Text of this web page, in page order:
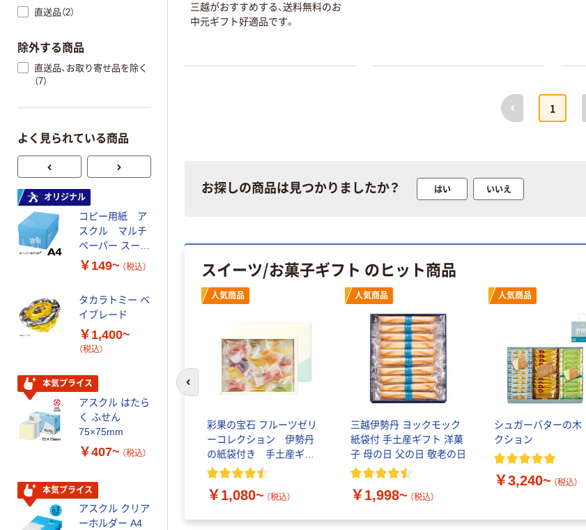
三越がおすすめする、送料無料のお
中元ギフト好適品です。
前へ
1
お探しの商品は見つかりましたか？ はい いいえ
スイーツ/お菓子ギフト のヒット商品
人気商品
彩果の宝石 フルーツゼリ
ーコレクション 伊勢丹
の紙袋付き 手土産ギフ
ト
￥1,080~ （税込）
人気商品
三越伊勢丹 ヨックモック
紙袋付 手土産ギフト 洋菓
子 母の日 父の日 敬老の日
￥1,998~ （税込）
人気商品
シュガーバターの木
クション
￥3,240~ （税込）
前のスライドへ
直送品（2）
除外する商品
直送品、お取り寄せ品を除く
（7）
よく見られている商品
オリジナル
コピー用紙 ア
スクル マルチ
ペーパー スーパ
ーホワイト+
￥149~ （税込）
タカラトミー ベ
イブレード
￥1,400~
（税込）
本気プライス
アスクル はたら
く ふせん
75×75mm
￥407~ （税込）
本気プライス
アスクル クリア
ーホルダー A4
透明 高密度タイ
プ 詰替用 バイ
オマス素材10％
配合
￥616~ （税込）
オリジナル
形 アルカリ乾
電池 北欧パッ
ケージ アスク
ルオリジナル
￥140~ （税込）
ティッシュペー
パー ボックス
150組 5箱入 ア
スクル スマート
ビッド PEFC認
￥328~
50×15mm
￥386~ （税込）
本気プライス
トイレットペー
パー ダブル60
ｍ 再生紙
100% 6ロール
リサイクル100
芯あり FSC認
￥460~ （税込）
乾電池 単4
形 アルカリ乾
電池 北欧パッ
ケージ アスク
￥140~
オリジナル
テープ
オリジナル
サントリー
衛門 「お茶、
ぞ。」 緑茶
￥528~ （税
アスクル プ
チックグロー
粉なし（パウ
￥398~ （税